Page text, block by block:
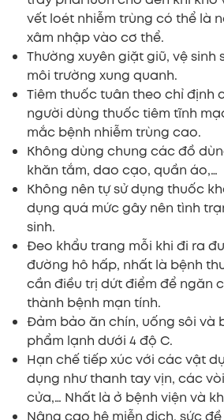
vết loét nhiễm trùng có thể là
xâm nhập vào cơ thể.
Thường xuyên giặt giũ, vệ sinh
môi trường xung quanh.
Tiêm thuốc tuân theo chỉ định
người dùng thuốc tiêm tĩnh
mắc bệnh nhiễm trùng cao.
Không dùng chung các đồ
khăn tắm, dao cạo, quần áo,…
Không nên tự sử dụng thuốc
dụng quá mức gây nên tình
sinh.
Đeo khẩu trang mỗi khi đi ra
đường hô hấp, nhất là bệnh
cần điều trị dứt điểm để ngăn
thành bệnh mạn tính.
Đảm bảo ăn chín, uống sôi và
phẩm lạnh dưới 4 độ C.
Hạn chế tiếp xúc với các vật
dụng như thanh tay vịn, các
cửa,… Nhất là ở bệnh viện và
Nâng cao hệ miễn dịch, sức